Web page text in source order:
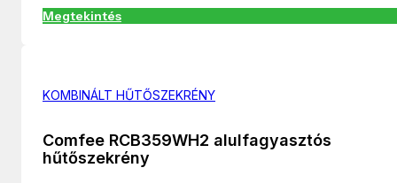
Megtekintés
KOMBINÁLT HŰTŐSZEKRÉNY
Comfee RCB359WH2 alulfagyasztós
hűtőszekrény